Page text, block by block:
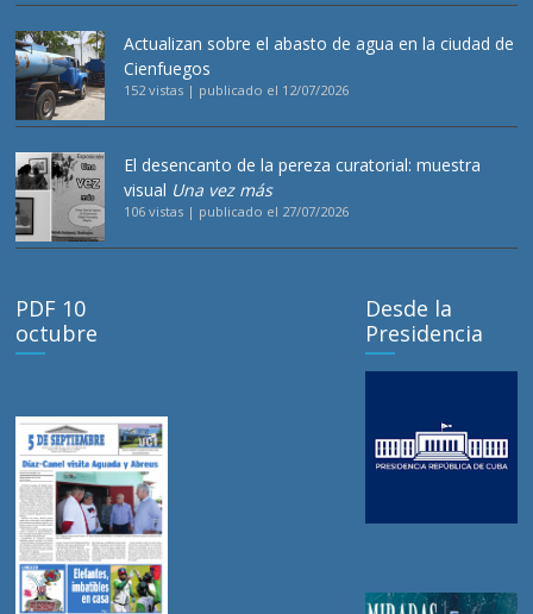
Actualizan sobre el abasto de agua en la ciudad de
Cienfuegos
152 vistas | publicado el 12/07/2026
El desencanto de la pereza curatorial: muestra
visual Una vez más
106 vistas | publicado el 27/07/2026
PDF 10
octubre
Desde la
Presidencia